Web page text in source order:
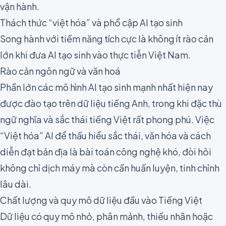
vận hành.
Thách thức “việt hóa” và phổ cập AI tạo sinh
Song hành với tiềm năng tích cực là không ít rào cản
lớn khi đưa AI tạo sinh vào thực tiễn Việt Nam.
Rào cản ngôn ngữ và văn hoá
Phần lớn các mô hình AI tạo sinh mạnh nhất hiện nay
được đào tạo trên dữ liệu tiếng Anh, trong khi đặc thù
ngữ nghĩa và sắc thái tiếng Việt rất phong phú. Việc
“Việt hóa” AI để thấu hiểu sắc thái, văn hóa và cách
diễn đạt bản địa là bài toán công nghệ khó, đòi hỏi
không chỉ dịch máy mà còn cần huấn luyện, tinh chỉnh
lâu dài.
Chất lượng và quy mô dữ liệu đầu vào Tiếng Việt
Dữ liệu có quy mô nhỏ, phân mảnh, thiếu nhãn hoặc